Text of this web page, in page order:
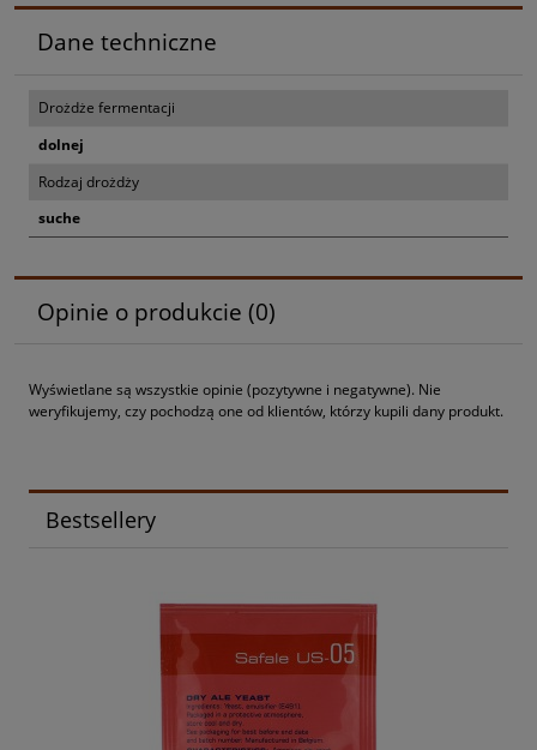
Dane techniczne
Drożdże fermentacji
dolnej
Rodzaj drożdży
suche
Opinie o produkcie (0)
Wyświetlane są wszystkie opinie (pozytywne i negatywne). Nie
weryfikujemy, czy pochodzą one od klientów, którzy kupili dany produkt.
Bestsellery